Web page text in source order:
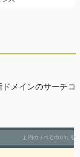
メインのサーチコ